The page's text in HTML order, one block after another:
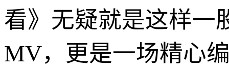
看》无疑就是这样一
MV，更是一场精心